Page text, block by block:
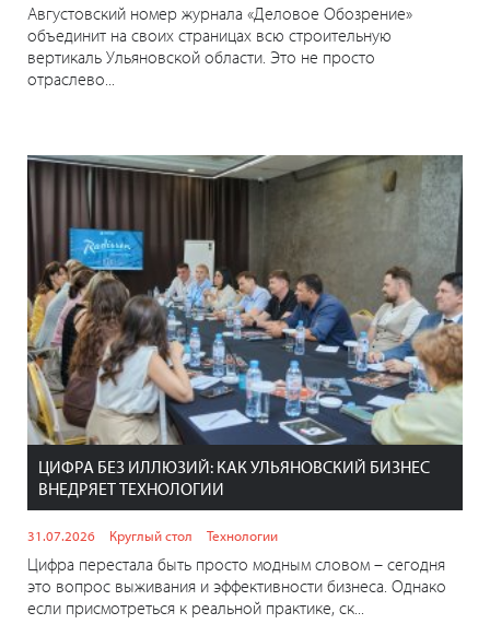
Августовский номер журнала «Деловое Обозрение»
объединит на своих страницах всю строительную
вертикаль Ульяновской области. Это не просто
отраслево...
ЦИФРА БЕЗ ИЛЛЮЗИЙ: КАК УЛЬЯНОВСКИЙ БИЗНЕС
ВНЕДРЯЕТ ТЕХНОЛОГИИ
31.07.2026 Круглый стол Технологии
Цифра перестала быть просто модным словом – сегодня
это вопрос выживания и эффективности бизнеса. Однако
если присмотреться к реальной практике, ск...